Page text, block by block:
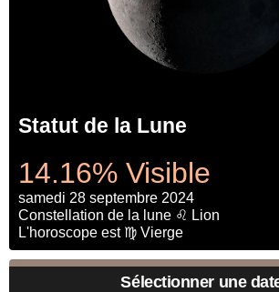
Statut de la Lune
14.16% Visible
samedi 28 septembre 2024
Constellation de la lune ♌ Lion
L'horoscope est ♍ Vierge
Sélectionner une